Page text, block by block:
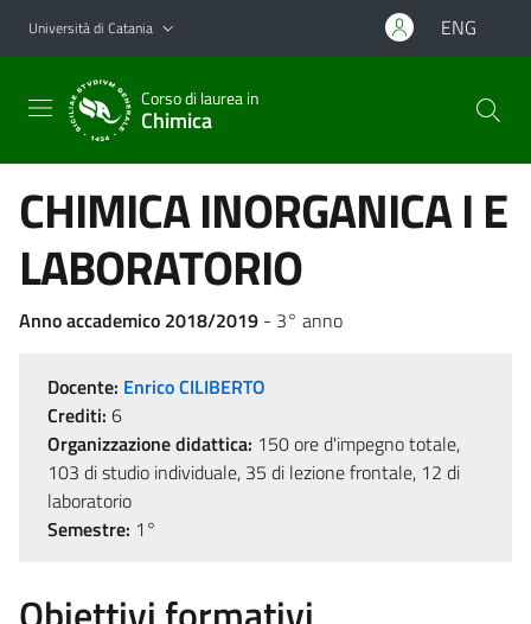
Vai al contenuto principale
Vai al menu di navigazione
Università di Catania ENG
Corso di laurea in
Chimica
CHIMICA INORGANICA I E
LABORATORIO
Anno accademico 2018/2019 - 3° anno
Docente: Enrico CILIBERTO
Crediti: 6
Organizzazione didattica: 150 ore d'impegno totale,
103 di studio individuale, 35 di lezione frontale, 12 di
laboratorio
Semestre: 1°